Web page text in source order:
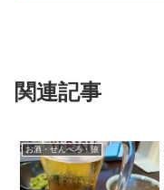
関連記事
お酒・せんべろ・旅